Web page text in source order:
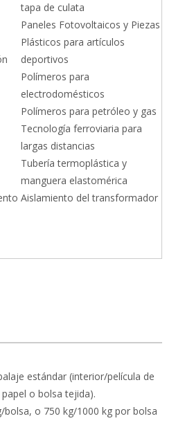
tapa de culata
Paneles Fotovoltaicos y Piezas
Plásticos para artículos
deportivos
Polímeros para
electrodomésticos
Polímeros para petróleo y gas
Tecnología ferroviaria para
largas distancias
Tubería termoplástica y
manguera elastomérica
Aislamiento del transformador
estándar (interior/película de
o bolsa tejida).
bolsa, o 750 kg/1000 kg por bolsa